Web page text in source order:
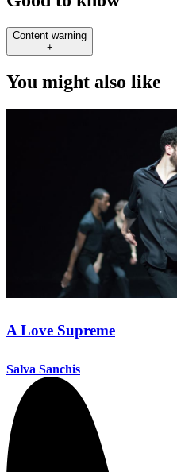
Content warning
+
You might also like
A Love Supreme
Salva Sanchis